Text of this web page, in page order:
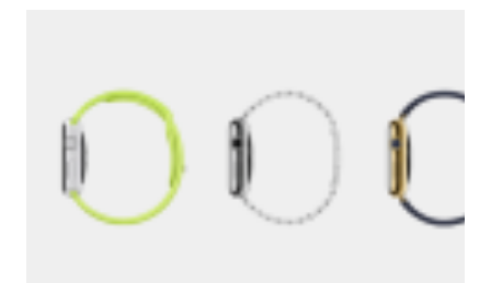
pagina del primo Google è qui . 2) Google ha acquisito una
media di un'azienda a settimana dal 2010 . 3) Il primo
Doodle fu dedicato al festival Burning Man nel 1998. Brin e
Page lo usarono per avvertire gli utenti che per quel
weekend non erano in ufficio. 4) Il primo chef assunto ...